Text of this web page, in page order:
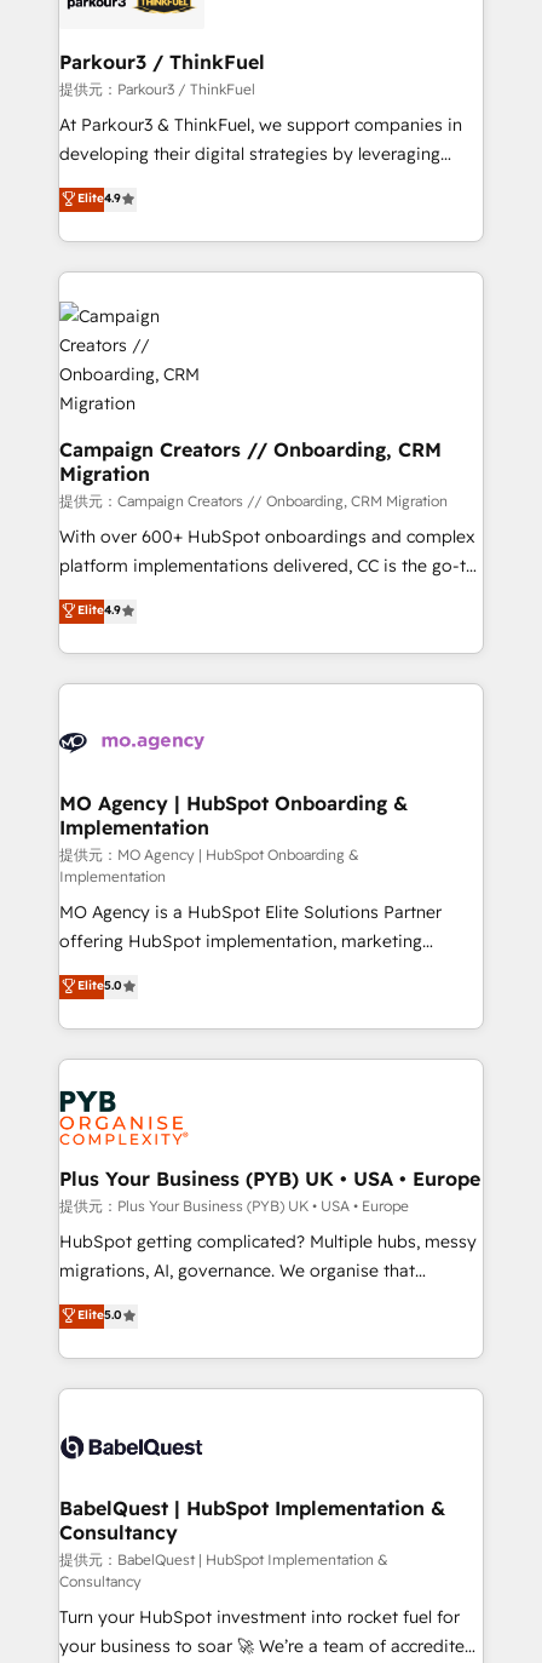
companies scale faster and smarter. 🔹 BOOMS:
Demand generation for all your buyers With BOOMS,
you invest in 100% of your buyers, accelerating your
growth and positioning yourself as an undisputed
transformation process A methodology designed to
implement HubSpot effectively and optimize your
record of business transformation, our growth-first
approach has helped brands dominate their
markets.
Parkour3 / ThinkFuel
提供元：Parkour3 / ThinkFuel
At Parkour3 & ThinkFuel, we support companies in
developing their digital strategies by leveraging
technologies and automating their marketing and
sales processes to generate growth. Our offer spans
from Strategy to Operations. We specialize in CRM
onboarding and implementation, web design, sales
& marketing automation, and digital marketing. With
extensive experience working with tech companies
and manufacturers since 2002, we are committed to
empowering our clients and developing their
autonomy. Get to grips with HubSpot through
guided implementation and seamless integration of
the CRM platform into your digital ecosystem. Would
you like support in deploying your inbound
marketing strategy? We'll provide support tailored
to your needs and sales objectives. With 125+
Canadian agencies, and we both hold Onboarding
Accreditations. Based in Canada (coast to coast), our
Elite4.9
Campaign Creators // Onboarding, CRM
Migration
提供元：Campaign Creators // Onboarding, CRM Migration
With over 600+ HubSpot onboardings and complex
platform implementations delivered, CC is the go-to
Elite Solutions Partner for businesses ready to
migrate, replatform, and scale smarter. We specialize
in high-impact CRM and CMS migrations and
onboarding from platforms like Salesforce, NetSuite,
WordPress and legacy CRMs, turning fragmented
architectures that accelerate revenue operations and
performance. - Multi-object CRM migration, cleanup,
and implementation. - Pre-built and custom
integrations across your full tech stack. - Custom
object setup, CMS builds, and full-funnel automation.
- Dashboards, lifecycle campaigns, and lead
nurturing sequences. - Cross-hub setup across
Marketing, Sales, Operations, and Service Hubs. -
Ongoing optimization, managed support, and
scalable retainers. Let’s make HubSpot your most
powerful growth engine. Built to convert, scale, and
drive results.
Elite4.9
MO Agency | HubSpot Onboarding &
Implementation
提供元：MO Agency | HubSpot Onboarding &
Implementation
MO Agency is a HubSpot Elite Solutions Partner
offering HubSpot implementation, marketing
automation, CRM and RevOps consulting, B2B SEO,
paid media, content marketing, AEO and GEO (AI
search optimisation), and HubSpot Content Hub and
WordPress development. We work with enterprise
and growth-led companies across technology,
professional services, financial services and
industrial sectors. Offices in Johannesburg, Cape
Town, Dubai & London. 500+ HubSpot CRM
implementations delivered. AI visibility coverage
across ChatGPT, Claude, Perplexity, Gemini and
Google AI Overviews. HubSpot Impact Award -
Innovation HubSpot Impact Award - Platform
Migration Excellence HubSpot Impact Award -
accreditations with HubSpot.
Elite5.0
Plus Your Business (PYB) UK • USA • Europe
提供元：Plus Your Business (PYB) UK • USA • Europe
HubSpot getting complicated? Multiple hubs, messy
migrations, AI, governance. We organise that
complexity, so your team can put HubSpot to work...
Welcome to our Profile! We help with: • CRM
implementation, reports, workflows, and team
training • CRM migration from Salesforce, Pipedrive,
custom API integrations with ERP (and other
operations A little about us: • Boutique 'Elite' team of
12 • 150+ clients across Sales Hub, Marketing Hub,
Service Hub, Data Hub and CMS • ISO/IEC
27001:2022, ISO 9001:2015, and ISO 42001:2023
certified - the AI management standard • GuardHub:
our AI governance framework, built on ISO 42001
Elite5.0
BabelQuest | HubSpot Implementation &
Consultancy
提供元：BabelQuest | HubSpot Implementation &
Consultancy
Turn your HubSpot investment into rocket fuel for
your business to soar 🚀 We’re a team of accredited